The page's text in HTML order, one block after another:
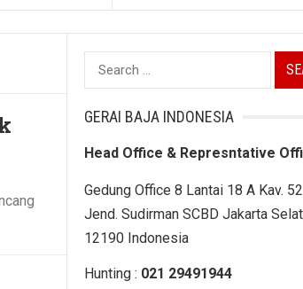
Search
for:
GERAI BAJA INDONESIA
Head Office & Represntative
Gedung Office 8 Lantai 18 A Kav.
Jend. Sudirman SCBD Jakarta
12190 Indonesia
Hunting : 021 29491944